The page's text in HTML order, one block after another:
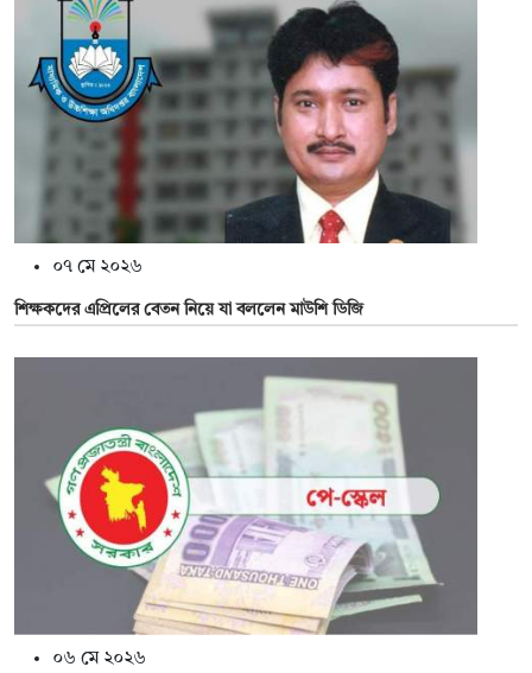
০৭ মে ২০২৬
শিক্ষকদের এপ্রিলের বেতন নিয়ে যা বললেন মাউশি ডিজি
০৬ মে ২০২৬